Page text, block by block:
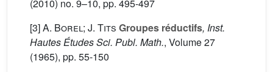
(2010) no. 9–10, pp. 495-497
[3]A. Borel; J. Tits Groupes réductifs, Inst.
Hautes Études Sci. Publ. Math., Volume 27
(1965), pp. 55-150